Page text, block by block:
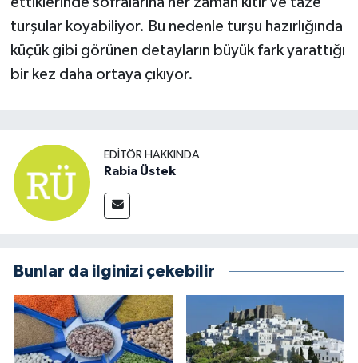
turşular koyabiliyor. Bu nedenle turşu hazırlığında
küçük gibi görünen detayların büyük fark yarattığı
bir kez daha ortaya çıkıyor.
EDITÖR HAKKINDA
Rabia Üstek
Bunlar da ilginizi çekebilir